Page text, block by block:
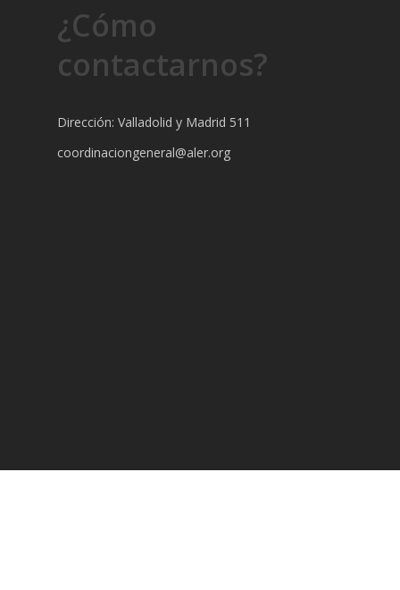
¿Cómo
contactarnos?
Dirección: Valladolid y Madrid 511
coordinaciongeneral@aler.org